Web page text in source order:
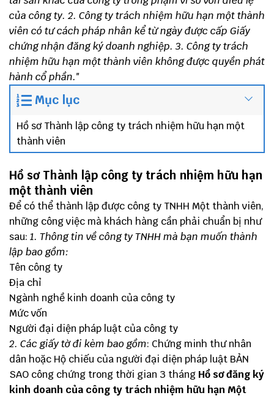
của công ty. 2. Công ty trách nhiệm hữu hạn một thành
viên có tư cách pháp nhân kể từ ngày được cấp Giấy
chứng nhận đăng ký doanh nghiệp. 3. Công ty trách
nhiệm hữu hạn một thành viên không được quyền phát
hành cổ phần."
Mục lục
Hồ sơ Thành lập công ty trách nhiệm hữu hạn một
thành viên
Hồ sơ Thành lập công ty trách nhiệm hữu hạn
một thành viên
Để có thể thành lập được công ty TNHH Một thành viên,
những công việc mà khách hàng cần phải chuẩn bị như
sau: 1. Thông tin về công ty TNHH mà bạn muốn thành
lập bao gồm:
Tên công ty
Địa chỉ
Ngành nghề kinh doanh của công ty
Mức vốn
Người đại diện pháp luật của công ty
2. Các giấy tờ đi kèm bao gồm: Chứng minh thư nhân
dân hoặc Hộ chiếu của người đại diện pháp luật BẢN
SAO công chứng trong thời gian 3 tháng Hồ sơ đăng ký
kinh doanh của công ty trách nhiệm hữu hạn Một